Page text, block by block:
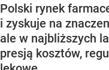
Polski rynek
i zyskuje na
ale w najbliższych
presją kosztów,